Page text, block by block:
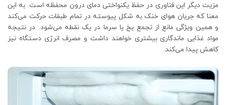
مزیت دیگر این فناوری در حفظ یکنواختی دمای درون محفظه است. به این
معنا که جریان هوای خنک به شکل پیوسته در تمام طبقات حرکت می‌کند
و همین ویژگی مانع از تجمع یخ یا سرما در یک نقطه می‌شود. در نتیجه
مواد غذایی ماندگاری بیشتری خواهند داشت و مصرف انرژی دستگاه نیز
کاهش پیدا می‌کند.